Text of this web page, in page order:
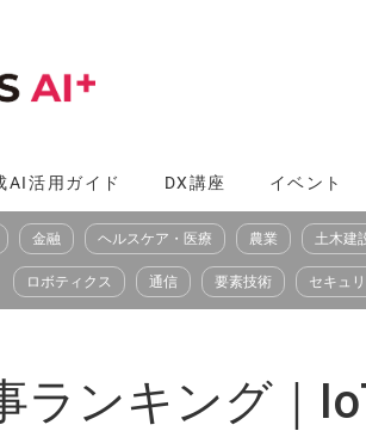
AI活用ガイド DX講座 イベント
金融 ヘルスケア・医療 農業 土木建
ロボティクス 通信 要素技術 セキュ
ランキング｜